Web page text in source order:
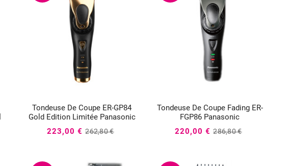
Tondeuse De Coupe ER-GP84
Gold Edition Limitée Panasonic
  
223,00 € 262,80 €
Tondeuse De Coupe Fading ER-
FGP86 Panasonic
  
220,00 € 286,80 €